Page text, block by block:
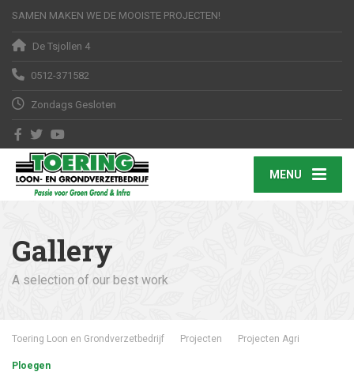
SAMEN MAKEN WE DE MOOISTE PROJECTEN!
De Tsjollen 4
0512-371582
Zondags Gesloten
MENU
Gallery
A selection of our best work
Toering Loon en Grondverzetbedrijf Projecten Projecten Agri
Ploegen